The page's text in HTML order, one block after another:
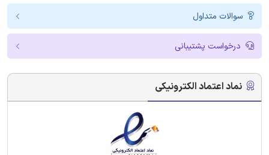
سوالات متداول
درخواست پشتیبانی
نماد اعتماد الکترونیکی